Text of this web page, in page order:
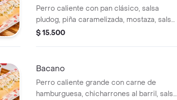
Perro caliente con pan clásico, salsa
pludog, piña caramelizada, mostaza, salsa
de tomate, salsa rosada, papa chongo y
$ 15.500
Bacano
Perro caliente grande con carne de
hamburguesa, chicharrones al barril, salsa